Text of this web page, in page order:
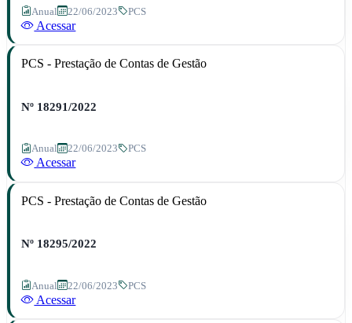
Anual 22/06/2023 PCS
Acessar
PCS - Prestação de Contas de Gestão
Nº 18291/2022
Anual 22/06/2023 PCS
Acessar
PCS - Prestação de Contas de Gestão
Nº 18295/2022
Anual 22/06/2023 PCS
Acessar